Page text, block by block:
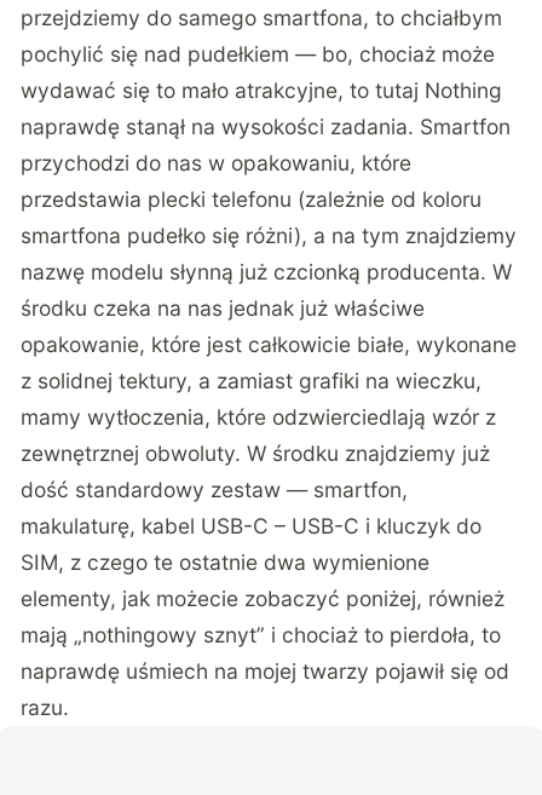
przejdziemy do samego smartfona, to chciałbym
pochylić się nad pudełkiem — bo, chociaż może
wydawać się to mało atrakcyjne, to tutaj Nothing
naprawdę stanął na wysokości zadania. Smartfon
przychodzi do nas w opakowaniu, które
przedstawia plecki telefonu (zależnie od koloru
smartfona pudełko się różni), a na tym znajdziemy
nazwę modelu słynną już czcionką producenta. W
środku czeka na nas jednak już właściwe
opakowanie, które jest całkowicie białe, wykonane
z solidnej tektury, a zamiast grafiki na wieczku,
mamy wytłoczenia, które odzwierciedlają wzór z
zewnętrznej obwoluty. W środku znajdziemy już
dość standardowy zestaw — smartfon,
makulaturę, kabel USB-C – USB-C i kluczyk do
SIM, z czego te ostatnie dwa wymienione
elementy, jak możecie zobaczyć poniżej, również
mają „nothingowy sznyt” i chociaż to pierdoła, to
naprawdę uśmiech na mojej twarzy pojawił się od
razu.